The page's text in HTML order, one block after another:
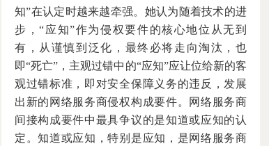
知”在认定时越来越牵强。她认为随着技术的进
步，“应知”作为侵权要件的核心地位从无到
有，从谨慎到泛化，最终必将走向淘汰，也
即“死亡”，主观过错中的“应知”应让位给新的客
观过错标准，即对安全保障义务的违反，发展
出新的网络服务商侵权构成要件。网络服务商
间接构成要件中最具争议的是知道或应知的认
定。知道或应知，特别是应知，是网络服务商